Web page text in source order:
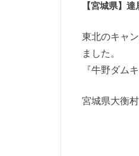
【宮城県】
東北のキャ
ました。
『牛野ダム
宮城県大衡